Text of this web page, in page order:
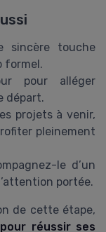
sincère touche
formel.
pour alléger
départ.
projets à venir,
pleinement
le d’un
portée.
de cette étape,
réussir ses